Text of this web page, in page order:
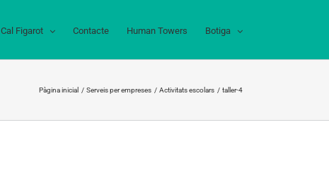
Cal Figarot Contacte Human Towers Botiga
Pàgina inicial Serveis per empreses Activitats escolars taller-4